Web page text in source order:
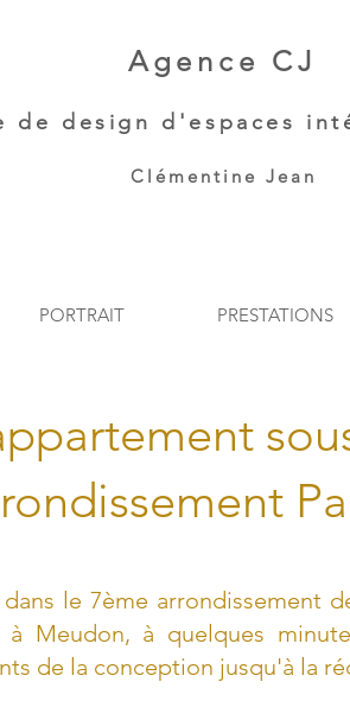
Agence CJ
de design d'espaces
Clémentine Jean​
PORTRAIT PRESTATIONS
le 7ème arrondissement
Meudon, à quelques
de la conception jusqu'à la